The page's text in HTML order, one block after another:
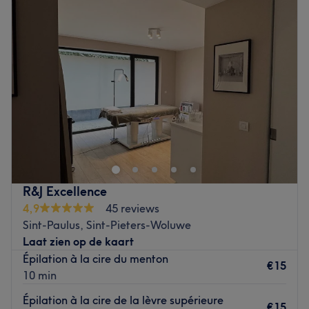
Donderdag
Vrijdag
09:00 –20:00
Zaterdag
09:00
20:00
Zondag
12:00–19:00
À l'Institut de beauté La Perfection, situé à Woluwe-
Saint-Pierre, c'est un moment de détente et de bien-être
qui vous attend. Cet institut de beauté réalise vos soins
beautés dans une cadre calme et serein. Luanda, notre
esthéticienne diplômée, se fera un plaisir de vous
conseiller et de personnaliser chacun de ses soins en
fonction de vos besoins. L'institut est facilement
accessible en transports en commun avec le métro 1, le
tram 39 ou le bus 36 : arrêt Stockel.
R&J Excellence
4,9
45 reviews
Sint-Paulus, Sint-Pieters-Woluwe
Laat zien op de kaart
Épilation à la cire du menton
10 min
€15
Épilation à la cire de la lèvre supérieure